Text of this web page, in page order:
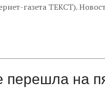
газета ТЕКСТ).
перешла на